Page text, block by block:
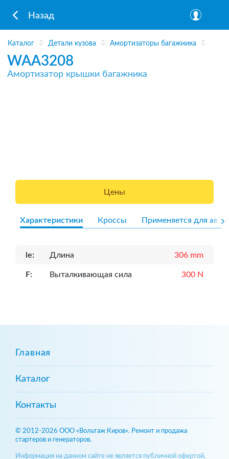
Назад
Каталог Детали кузова Амортизаторы багажника
WAA3208
Амортизатор крышки багажника
Цены
Характеристики Кроссы Применяется для авто
le: Длина 306 mm
F: Выталкивающая сила 300 N
Главная
Каталог
Контакты
© 2012-2026 ООО «Вольтаж Киров». Ремонт и продажа
стартеров и генераторов.
Информация на данном сайте не является публичной офертой,